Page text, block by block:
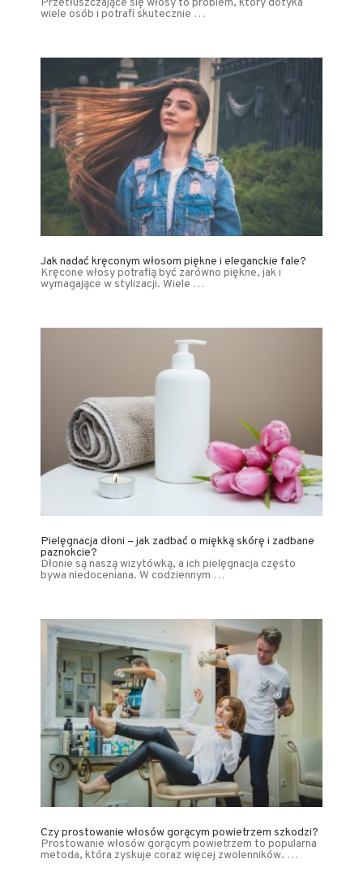
wiele osób i potrafi skutecznie …
Jak nadać kręconym włosom piękne i eleganckie fale?
Kręcone włosy potrafią być zarówno piękne, jak i
wymagające w stylizacji. Wiele …
Pielęgnacja dłoni – jak zadbać o miękką skórę i zadbane
paznokcie?
Dłonie są naszą wizytówką, a ich pielęgnacja często
bywa niedoceniana. W codziennym …
Czy prostowanie włosów gorącym powietrzem szkodzi?
Prostowanie włosów gorącym powietrzem to popularna
metoda, która zyskuje coraz więcej zwolenników. …